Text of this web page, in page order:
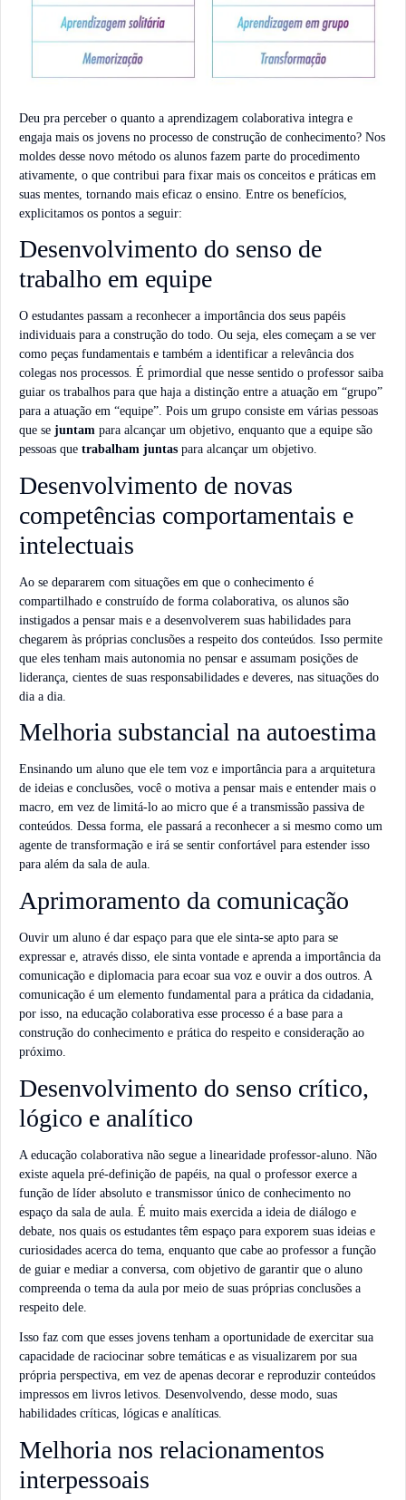
Deu pra perceber o quanto a aprendizagem colaborativa integra e
engaja mais os jovens no processo de construção de conhecimento? Nos
moldes desse novo método os alunos fazem parte do procedimento
ativamente, o que contribui para fixar mais os conceitos e práticas em
suas mentes, tornando mais eficaz o ensino. Entre os benefícios,
explicitamos os pontos a seguir:
Desenvolvimento do senso de
trabalho em equipe
O estudantes passam a reconhecer a importância dos seus papéis
individuais para a construção do todo. Ou seja, eles começam a se ver
como peças fundamentais e também a identificar a relevância dos
colegas nos processos. É primordial que nesse sentido o professor saiba
guiar os trabalhos para que haja a distinção entre a atuação em “grupo”
para a atuação em “equipe”. Pois um grupo consiste em várias pessoas
que se juntam para alcançar um objetivo, enquanto que a equipe são
pessoas que trabalham juntas para alcançar um objetivo.
Desenvolvimento de novas
competências comportamentais e
intelectuais
Ao se depararem com situações em que o conhecimento é
compartilhado e construído de forma colaborativa, os alunos são
instigados a pensar mais e a desenvolverem suas habilidades para
chegarem às próprias conclusões a respeito dos conteúdos. Isso permite
que eles tenham mais autonomia no pensar e assumam posições de
liderança, cientes de suas responsabilidades e deveres, nas situações do
dia a dia.
Melhoria substancial na autoestima
Ensinando um aluno que ele tem voz e importância para a arquitetura
de ideias e conclusões, você o motiva a pensar mais e entender mais o
macro, em vez de limitá-lo ao micro que é a transmissão passiva de
conteúdos. Dessa forma, ele passará a reconhecer a si mesmo como um
agente de transformação e irá se sentir confortável para estender isso
para além da sala de aula.
Aprimoramento da comunicação
Ouvir um aluno é dar espaço para que ele sinta-se apto para se
expressar e, através disso, ele sinta vontade e aprenda a importância da
comunicação e diplomacia para ecoar sua voz e ouvir a dos outros. A
comunicação é um elemento fundamental para a prática da cidadania,
por isso, na educação colaborativa esse processo é a base para a
construção do conhecimento e prática do respeito e consideração ao
próximo.
Desenvolvimento do senso crítico,
lógico e analítico
A educação colaborativa não segue a linearidade professor-aluno. Não
existe aquela pré-definição de papéis, na qual o professor exerce a
função de líder absoluto e transmissor único de conhecimento no
espaço da sala de aula. É muito mais exercida a ideia de diálogo e
debate, nos quais os estudantes têm espaço para exporem suas ideias e
curiosidades acerca do tema, enquanto que cabe ao professor a função
de guiar e mediar a conversa, com objetivo de garantir que o aluno
compreenda o tema da aula por meio de suas próprias conclusões a
respeito dele.
Isso faz com que esses jovens tenham a oportunidade de exercitar sua
capacidade de raciocinar sobre temáticas e as visualizarem por sua
própria perspectiva, em vez de apenas decorar e reproduzir conteúdos
impressos em livros letivos. Desenvolvendo, desse modo, suas
habilidades críticas, lógicas e analíticas.
Melhoria nos relacionamentos
interpessoais